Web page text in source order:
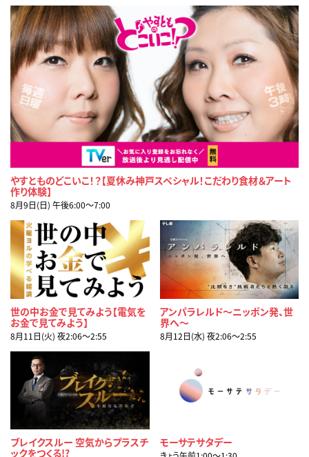
やすとものどこいこ！？【夏休み神戸スペシャル！こだわり食材＆アート
作り体験】
8月9日(日) 午後6:00〜7:00
世の中お金で見てみよう【電気を
お金で見てみよう】
8月11日(火) 夜2:06〜2:55
アンパラレルド～ニッポン発、世
界へ～
8月12日(水) 夜2:06〜2:55
ブレイクスルー 空気からプラスチ
ックをつくる!?
モーサテサタデー